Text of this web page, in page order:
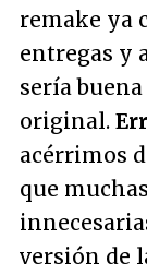
remake ya
entregas y
sería
original.
acérrimos
que
versión de